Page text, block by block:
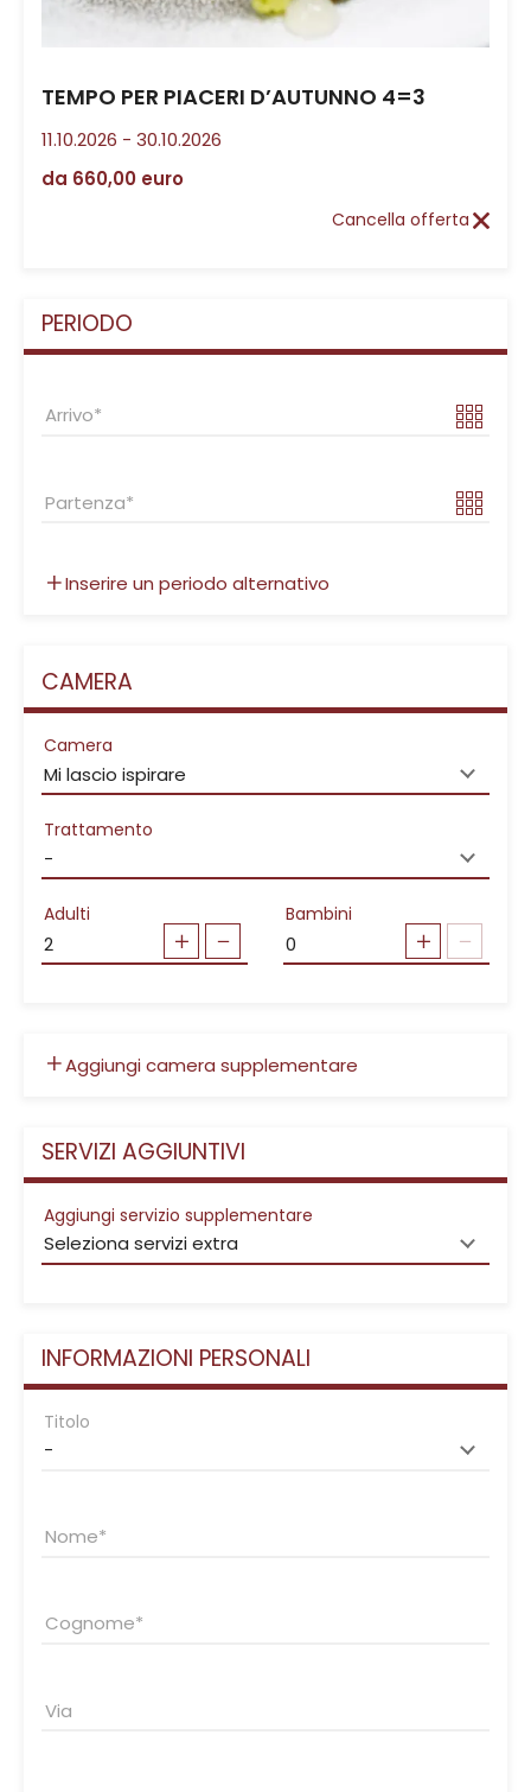
TEMPO PER PIACERI D’AUTUNNO 4=3
11.10.2026 - 30.10.2026
da 660,00 euro
Cancella offerta
PERIODO
Arrivo
Partenza
Inserire un periodo alternativo
CAMERA
Camera
Trattamento
Adulti Bambini
Aggiungi camera supplementare
SERVIZI AGGIUNTIVI
Aggiungi servizio supplementare
INFORMAZIONI PERSONALI
Titolo
Nome
Cognome
Via